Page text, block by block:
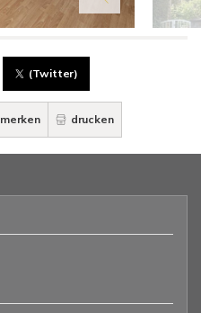
(Twitter)
merken drucken